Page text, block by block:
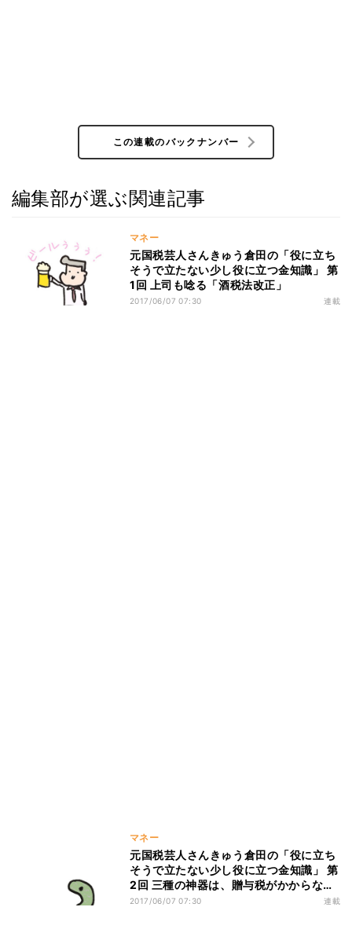
この連載のバックナンバー
編集部が選ぶ関連記事
マネー
元国税芸人さんきゅう倉田の「役に立ち
そうで立たない少し役に立つ金知識」 第
1回 上司も唸る「酒税法改正」
2017/06/07 07:30 連載
マネー
元国税芸人さんきゅう倉田の「役に立ち
そうで立たない少し役に立つ金知識」 第
2回 三種の神器は、贈与税がかからな
い?
2017/06/07 07:30 連載